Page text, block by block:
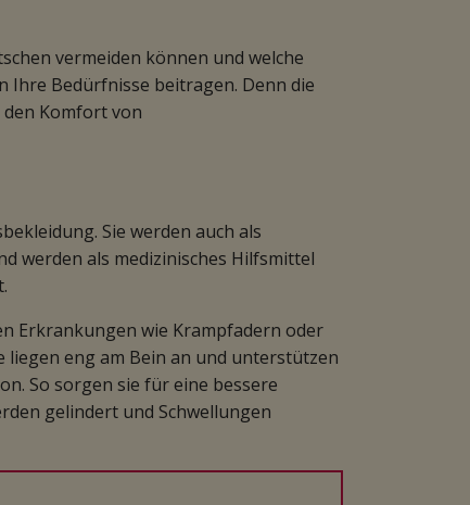
vermeiden können und welche
Ihre Bedürfnisse beitragen. Denn die
Komfort von
Sie werden auch als
werden als medizinisches Hilfsmittel
Erkrankungen wie Krampfadern oder
liegen eng am Bein an und unterstützen
So sorgen sie für eine bessere
gelindert und Schwellungen